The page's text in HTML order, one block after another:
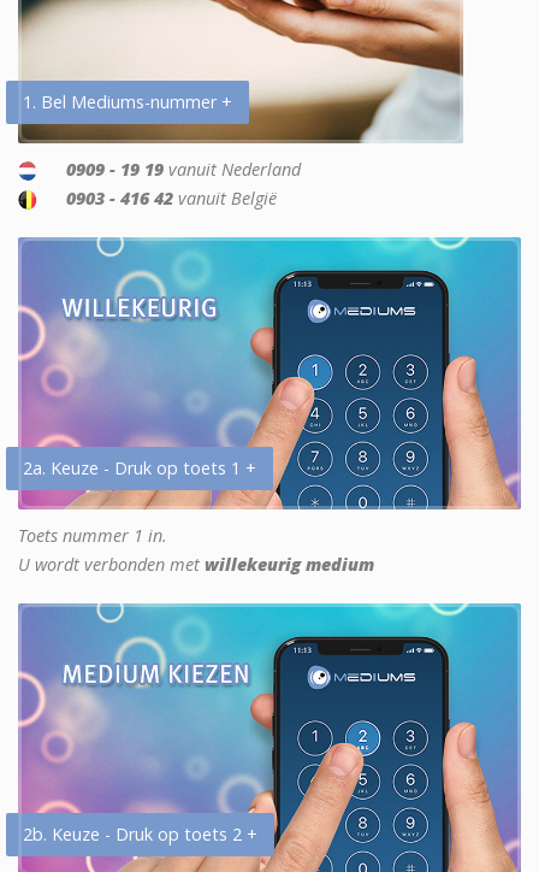
1. Bel Mediums-nummer +
0909 - 19 19 vanuit Nederland
0903 - 416 42 vanuit België
2a. Keuze - Druk op toets 1 +
Toets nummer 1 in.
U wordt verbonden met willekeurig medium
2b. Keuze - Druk op toets 2 +